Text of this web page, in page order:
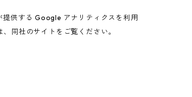
提供する Google アナリティクスを利用
同社のサイトをご覧ください。